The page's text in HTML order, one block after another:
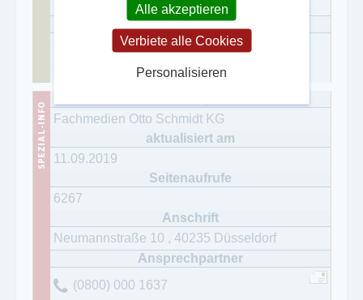
11.053 (IVW 1/15)
12.147 (IVW 1/15)
Fachmedien Otto Schmidt KG
11.09.2019
6267
Neumannstraße 10 , 40235 Düsseldorf
(0800) 000 1637
Alle akzeptieren
Verbiete alle Cookies
Personalisieren